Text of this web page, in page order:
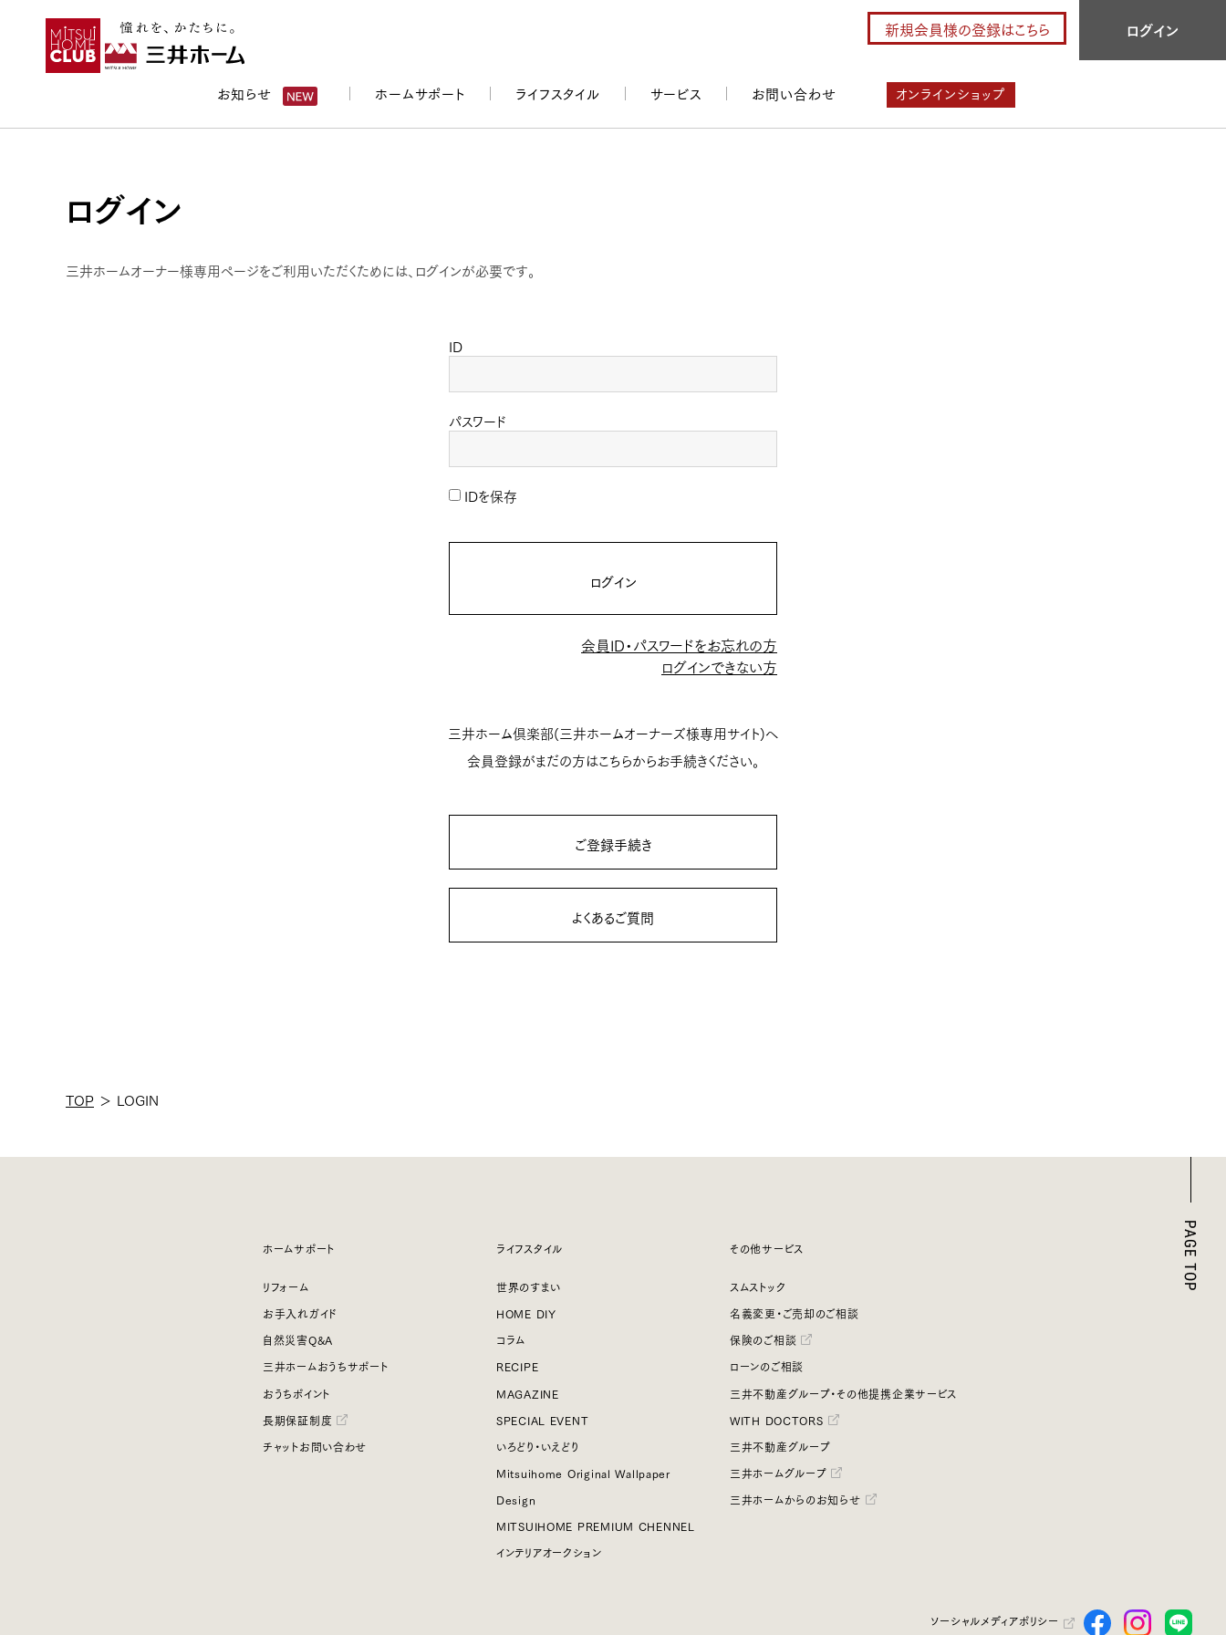
ログイン
新規会員様の登録はこちら
お知らせ ホームサポート ライフスタイル サービス お問い合わせ オンラインショップ
ログイン
三井ホームオーナー様専用ページをご利用いただくためには、ログインが必要です。
ID
パスワード
IDを保存
ログイン
会員ID・パスワードをお忘れの方
ログインできない方
三井ホーム倶楽部(三井ホームオーナーズ様専用サイト)へ
会員登録がまだの方はこちらからお手続きください。
ご登録手続き
よくあるご質問
TOP ＞ LOGIN
ホームサポート
リフォーム
お手入れガイド
自然災害Q&A
三井ホームおうちサポート
おうちポイント
長期保証制度
チャットお問い合わせ
ライフスタイル
世界のすまい
HOME DIY
コラム
RECIPE
MAGAZINE
SPECIAL EVENT
いろどり・いえどり
Mitsuihome Original Wallpaper
Design
MITSUIHOME PREMIUM CHENNEL
インテリアオークション
その他サービス
スムストック
名義変更・ご売却のご相談
保険のご相談
ローンのご相談
三井不動産グループ・その他提携企業サービス
WITH DOCTORS
三井不動産グループ
三井ホームグループ
三井ホームからのお知らせ
ソーシャルメディアポリシー